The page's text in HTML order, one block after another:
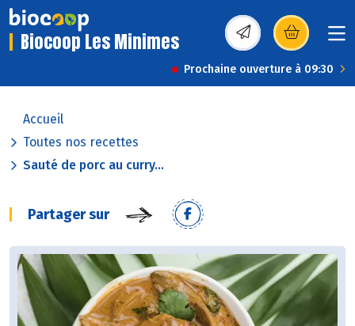
Biocoop Les Minimes (s’ouvre dans une
Prochaine ouverture à 09:30
Accueil
Toutes nos recettes
Sauté de porc au curry...
Partager sur